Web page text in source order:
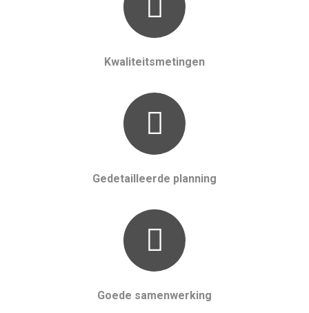
Kwaliteitsmetingen
Gedetailleerde planning
Goede samenwerking